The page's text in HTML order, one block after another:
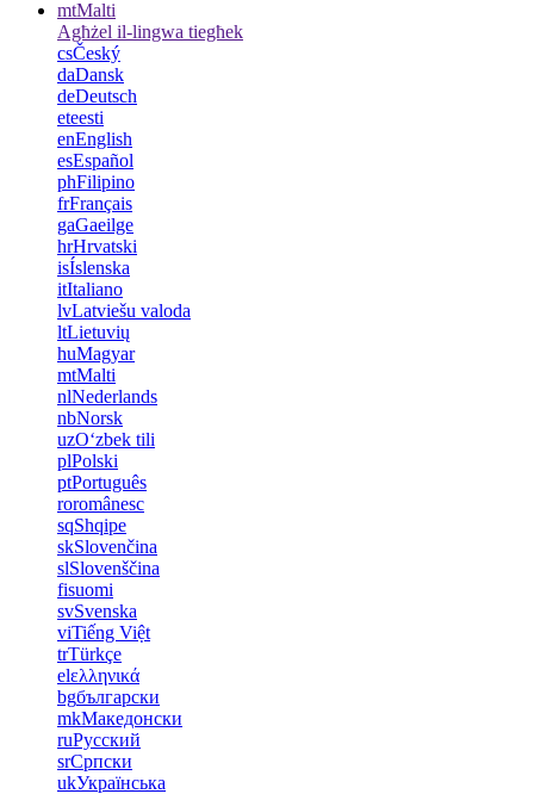
mtMalti
Agħżel il-lingwa tiegħek
csČeský
daDansk
deDeutsch
eteesti
enEnglish
esEspañol
phFilipino
frFrançais
gaGaeilge
hrHrvatski
isÍslenska
itItaliano
lvLatviešu valoda
ltLietuvių
huMagyar
mtMalti
nlNederlands
nbNorsk
uzOʻzbek tili
plPolski
ptPortuguês
roromânesc
sqShqipe
skSlovenčina
slSlovenščina
fisuomi
svSvenska
viTiếng Việt
trTürkçe
elελληνικά
bgбългарски
mkМакедонски
ruРусский
srСрпски
ukУкраїнська